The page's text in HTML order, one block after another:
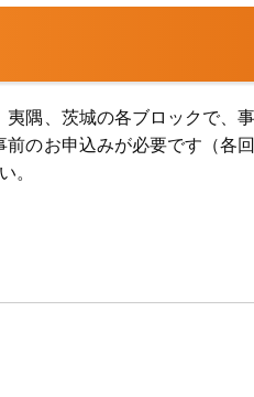
隅、茨城の各ブロックで、事
のお申込みが必要です（各回
。